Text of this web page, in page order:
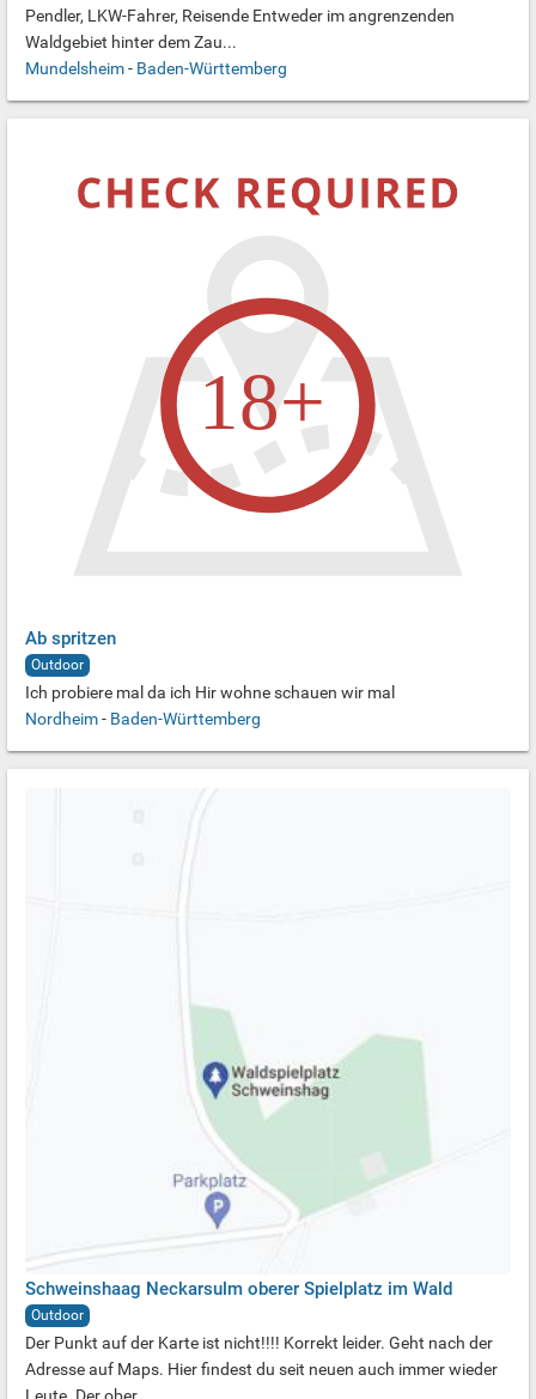
Pendler, LKW-Fahrer, Reisende Entweder im angrenzenden
Waldgebiet hinter dem Zau...
Mundelsheim- Baden-Württemberg
Ab spritzen
Outdoor
Ich probiere mal da ich Hir wohne schauen wir mal
Nordheim- Baden-Württemberg
Schweinshaag Neckarsulm oberer Spielplatz im Wald
Outdoor
Der Punkt auf der Karte ist nicht!!!! Korrekt leider. Geht nach der
Adresse auf Maps. Hier findest du seit neuen auch immer wieder